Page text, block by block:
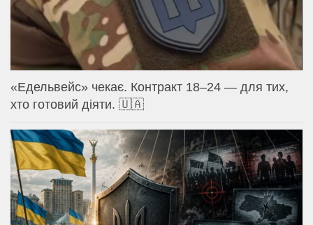
«Едельвейс» чекає. Контракт 18–24 — для тих,
хто готовий діяти. 🇺🇦